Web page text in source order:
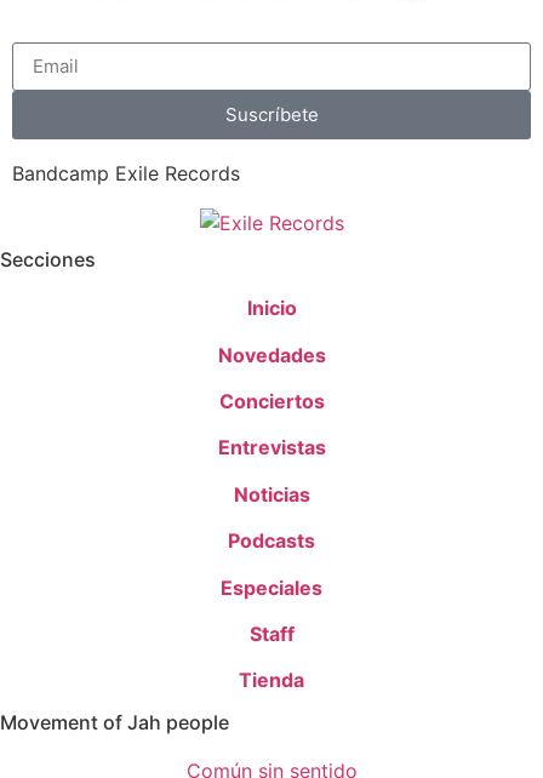
Suscríbete
Bandcamp Exile Records
Secciones
Inicio
Novedades
Conciertos
Entrevistas
Noticias
Podcasts
Especiales
Staff
Tienda
Movement of Jah people
Común sin sentido